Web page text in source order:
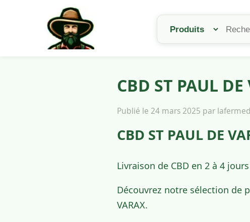
CBD ST PAUL
Publié le 24 mars 2025 par
CBD ST PAUL DE
Livraison de CBD en 2 à 4
Découvrez notre sélection de
VARAX.